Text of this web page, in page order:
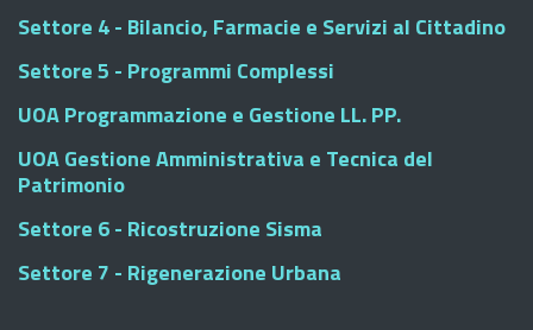
Settore 4 - Bilancio, Farmacie e Servizi al Cittadino
Settore 5 - Programmi Complessi
UOA Programmazione e Gestione LL. PP.
UOA Gestione Amministrativa e Tecnica del
Patrimonio
Settore 6 - Ricostruzione Sisma
Settore 7 - Rigenerazione Urbana